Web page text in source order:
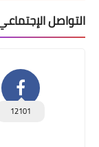
التواصل
12101